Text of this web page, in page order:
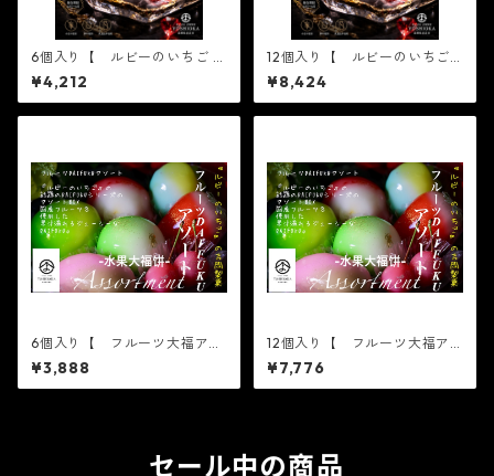
6個入り【 ルビーのいちご 6
個入り×1箱 】テレビで話題
3/16ノンストップ放送されま
した！※配送日時指定必須1日
ng 春 イチゴ 大福 フル
ーツ大福 お取り寄せ テレ
ビで話題
¥4,212
12個入り【 ルビーのいちご
6個入り×2箱 】テレビで話
題3/16ノンストップ放送され
ました！※配送日時指定必須1
pring 春 イチゴ 大福 フ
ルーツ大福 お取り寄せ テ
レビで話題
¥8,424
6個入り【 フルーツ大福アソ
ート 6個入り×1箱 】6個入
りバラエティセット【フルー
ツ大福】おまかせ6個入り※配
¥3,888
12個入り【 フルーツ大福ア
ソート 6個入り×2箱 】6個
入りバラエティセット【フル
ーツ大福】おまかせ6個入り※
フルーツ ギフト
¥7,776
セール中の商品